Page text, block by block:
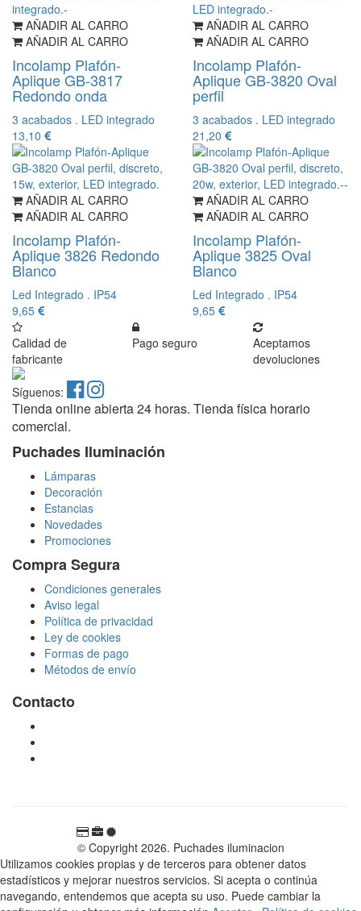
AÑADIR AL CARRO
AÑADIR AL CARRO
Incolamp Plafón-
Aplique GB-3817
Redondo onda
3 acabados . LED integrado
13,10
AÑADIR AL CARRO
AÑADIR AL CARRO
Incolamp Plafón-
Aplique GB-3820 Oval
perfil
3 acabados . LED integrado
21,20
AÑADIR AL CARRO
AÑADIR AL CARRO
Incolamp Plafón-
Aplique 3826 Redondo
Blanco
Led Integrado . IP54
9,65
AÑADIR AL CARRO
AÑADIR AL CARRO
Incolamp Plafón-
Aplique 3825 Oval
Blanco
Led Integrado . IP54
9,65
Calidad de
fabricante
Pago seguro
Aceptamos
devoluciones
Síguenos:
Tienda online abierta 24 horas. Tienda física horario
comercial.
Puchades Iluminación
Lámparas
Decoración
Estancias
Novedades
Promociones
Compra Segura
Condiciones generales
Aviso legal
Política de privacidad
Ley de cookies
Formas de pago
Métodos de envío
Contacto
© Copyright 2026. Puchades iluminacion
Utilizamos cookies propias y de terceros para obtener datos
estadísticos y mejorar nuestros servicios. Si acepta o continúa
navegando, entendemos que acepta su uso. Puede cambiar la